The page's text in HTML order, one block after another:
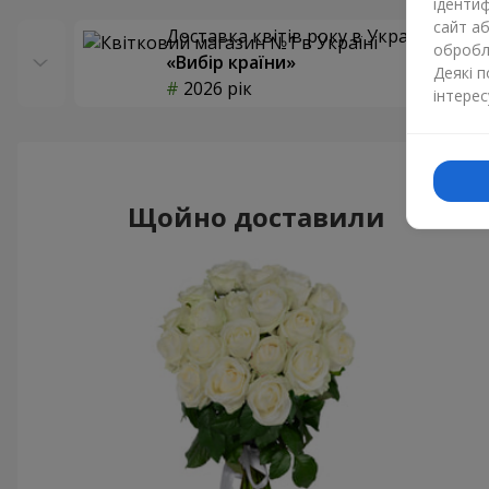
Доставка квітів року в Україні
«Вибір країни»
2026 рік
Щойно доставили
сайт
Деякі